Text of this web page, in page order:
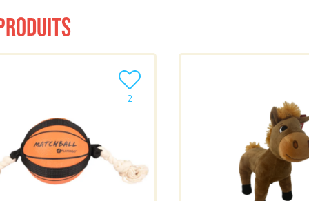
2
Ajouter le produit à ma liste